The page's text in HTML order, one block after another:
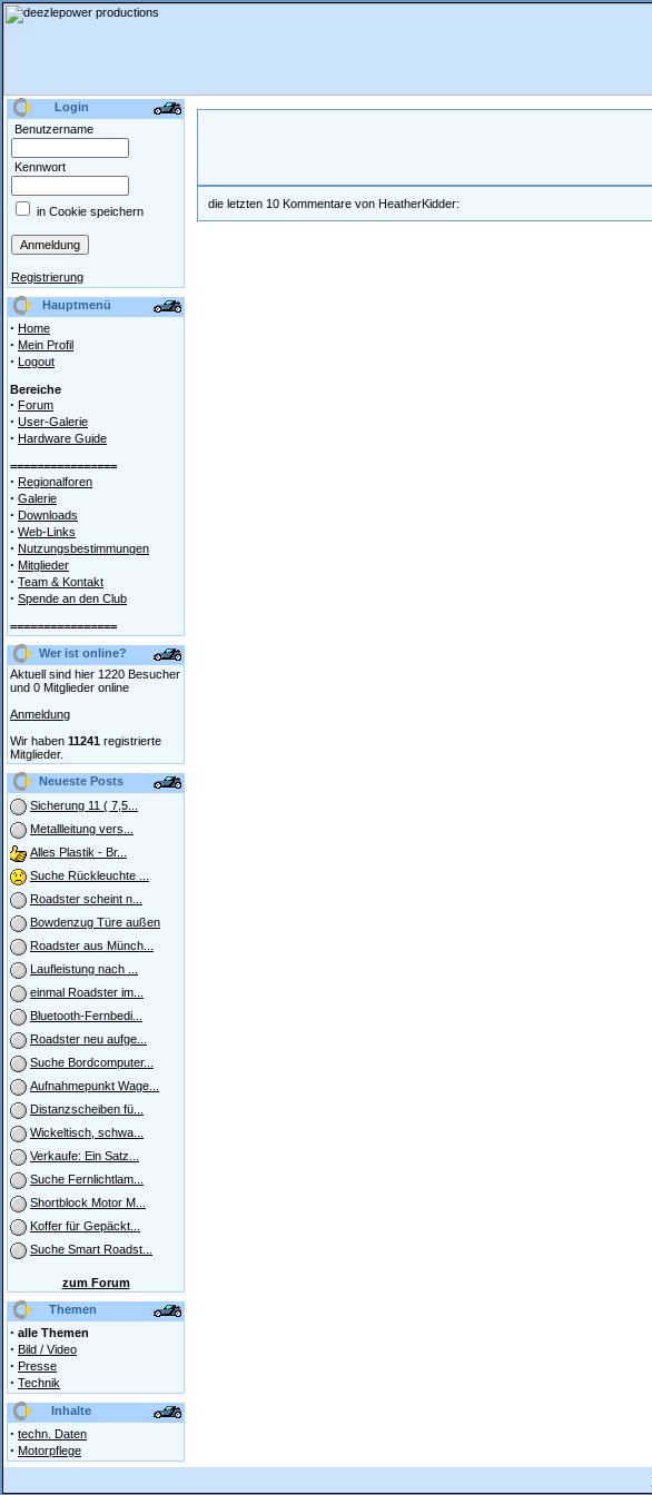
Login
Benutzername
Kennwort
in Cookie speichern
Registrierung
Hauptmenü
· Home
· Mein Profil
· Logout
Bereiche
· Forum
· User-Galerie
· Hardware Guide
================
· Regionalforen
· Galerie
· Downloads
· Web-Links
· Nutzungsbestimmungen
· Mitglieder
· Team & Kontakt
· Spende an den Club
================
Wer ist online?
Aktuell sind hier 1220 Besucher
und 0 Mitglieder online
Anmeldung
Wir haben 11241 registrierte
Mitglieder.
Neueste Posts
Sicherung 11 ( 7,5...
Metallleitung vers...
Alles Plastik - Br...
Suche Rückleuchte ...
Roadster scheint n...
Bowdenzug Türe außen
Roadster aus Münch...
Laufleistung nach ...
einmal Roadster im...
Bluetooth-Fernbedi...
Roadster neu aufge...
Suche Bordcomputer...
Aufnahmepunkt Wage...
Distanzscheiben fü...
Wickeltisch, schwa...
Verkaufe: Ein Satz...
Suche Fernlichtlam...
Shortblock Motor M...
Koffer für Gepäckt...
Suche Smart Roadst...
zum Forum
Themen
· alle Themen
· Bild / Video
· Presse
· Technik
Inhalte
· techn. Daten
· Motorpflege
die letzten 10 Kommentare von HeatherKidder: